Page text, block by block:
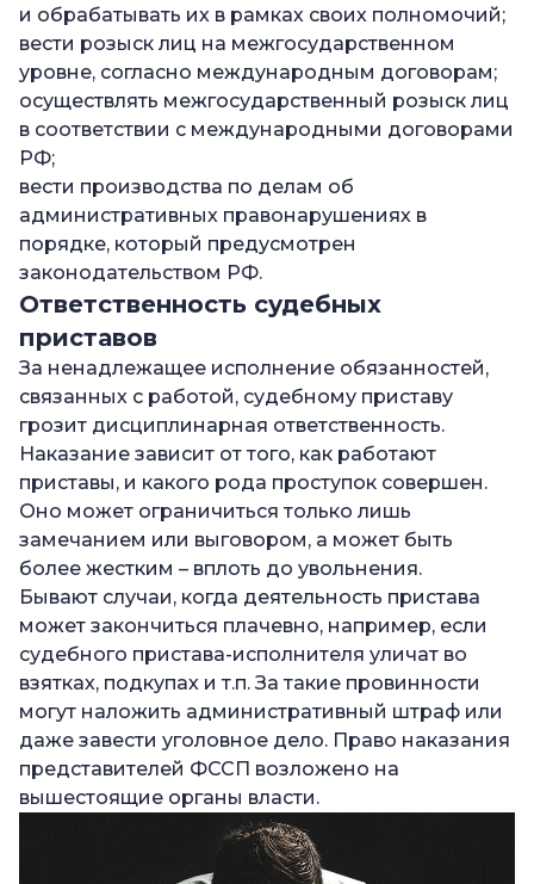
и обрабатывать их в рамках своих полномочий;
вести розыск лиц на межгосударственном
уровне, согласно международным договорам;
осуществлять межгосударственный розыск лиц
в соответствии с международными договорами
РФ;
вести производства по делам об
административных правонарушениях в
порядке, который предусмотрен
законодательством РФ.
Ответственность судебных
приставов
За ненадлежащее исполнение обязанностей,
связанных с работой, судебному приставу
грозит дисциплинарная ответственность.
Наказание зависит от того, как работают
приставы, и какого рода проступок совершен.
Оно может ограничиться только лишь
замечанием или выговором, а может быть
более жестким – вплоть до увольнения.
Бывают случаи, когда деятельность пристава
может закончиться плачевно, например, если
судебного пристава-исполнителя уличат во
взятках, подкупах и т.п. За такие провинности
могут наложить административный штраф или
даже завести уголовное дело. Право наказания
представителей ФССП возложено на
вышестоящие органы власти.